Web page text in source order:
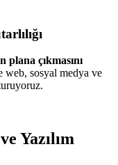
plana çıkmasını
web, sosyal medya ve
Yazılım